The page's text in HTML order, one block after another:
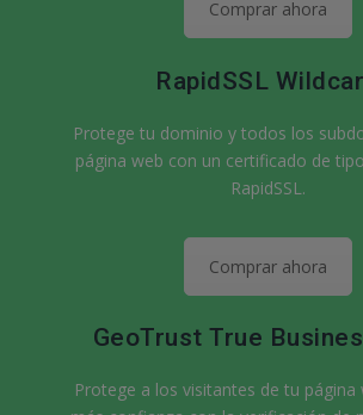
Comprar ahora
RapidSSL
Protege tu dominio y todos los
página web con un certificado de
RapidSSL.
Comprar ahora
GeoTrust True
Protege a los visitantes de tu página